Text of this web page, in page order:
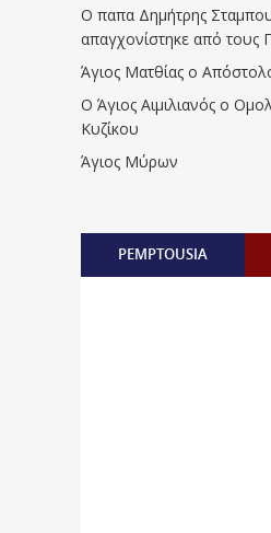
Ο παπα Δημήτρης
απαγχονίστηκε από τους
Άγιος Ματθίας ο
Ο Άγιος Αιμιλιανός ο
Κυζίκου
Άγιος Μύρων
PEMPTOUSIA